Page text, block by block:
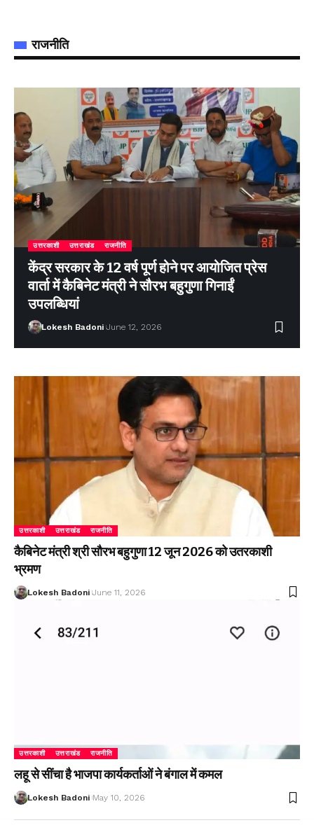
राजनीति
उत्तरकाशी उत्तराखंड राजनीति
केंद्र सरकार के 12 वर्ष पूर्ण होने पर आयोजित प्रेस
वार्ता में कैबिनेट मंत्री ने सौरभ बहुगुणा गिनाईं
उपलब्धियां
Lokesh Badoni June 12, 2026
उत्तरकाशी उत्तराखंड राजनीति
कैबिनेट मंत्री श्री सौरभ बहुगुणा 12 जून 2026 को उतरकाशी
भ्रमण
Lokesh Badoni June 11, 2026
उत्तरकाशी उत्तराखंड राजनीति
लहू से सींचा है भाजपा कार्यकर्ताओं ने बंगाल में कमल
Lokesh Badoni May 10, 2026